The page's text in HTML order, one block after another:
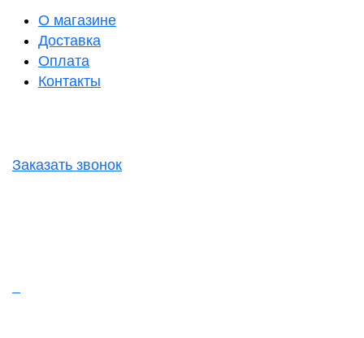
О магазине
Доставка
Оплата
Контакты
Заказать звонок